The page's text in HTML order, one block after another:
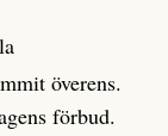
överens.
förbud.